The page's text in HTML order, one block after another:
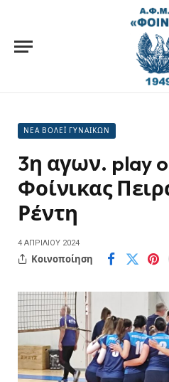
ΝΕΑ ΒΟΛΕΪ ΓΥΝΑΙΚΩΝ
3η αγων. play
Φοίνικας
Ρέντη
4 ΑΠΡΙΛΊΟΥ 2024
Κοινοποίηση